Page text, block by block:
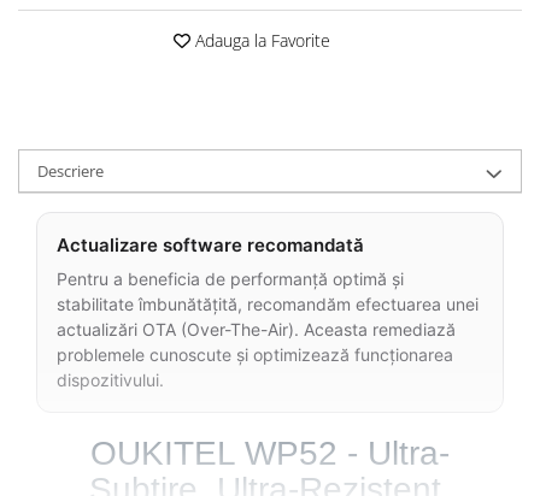
Roboți Piscină
Accesorii Consumabile
Lăzi Frigorifice
Coșuri de gunoi
INGRIJIRE PERSONALA
Uscătoare de Păr
Plăci de Îndreptat Părul
CASA, GRADINA SI BRICOLAJ
Sigurante inteligente
Climatizare
Adauga la Favorite
Descriere
Actualizare software recomandată
Pentru a beneficia de performanță optimă și
stabilitate îmbunătățită, recomandăm efectuarea unei
actualizări OTA (Over-The-Air). Aceasta remediază
problemele cunoscute și optimizează funcționarea
dispozitivului.
OUKITEL WP52 - Ultra-